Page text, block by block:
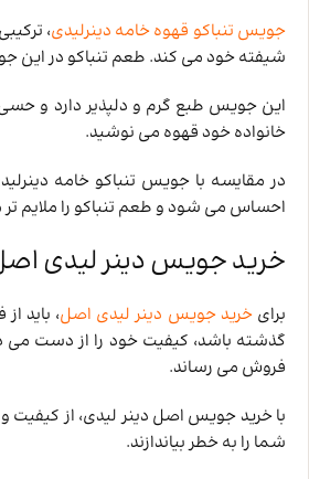
جویس تنباکو قهوه خامه دینرلیدی،
شیفته خود می کند. طعم تنباکو در
این جویس طبع گرم و دلپذیر دارد و
خانواده خود قهوه می ‌نوشید.
در مقایسه با جویس تنباکو خامه
احساس می ‌شود و طعم تنباکو را ملایم ‌تر
خرید جویس دینر لیدی
برایخرید جویس دینر لیدی اصل، باید
گذشته باشد، کیفیت خود را از دست می
فروش می‌ رساند.
با خرید جویس اصل دینر لیدی، از
شما را به خطر بیاندازند.